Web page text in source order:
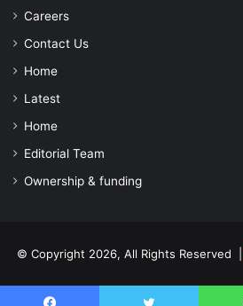
Careers
Contact Us
Home
Latest
Home
Editorial Team
Ownership & funding
© Copyright 2026, All Rights Reserved |